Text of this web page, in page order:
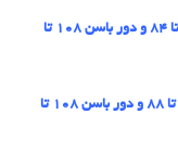
سایز 44 مناسب دور سینه 100تا 104 دور کمر 80 تا 84 و دور باسن 108 تا
سایز 46 مناسب دور سینه 104 تا 108 دور کمر 84 تا 88 و دور باسن 108 تا